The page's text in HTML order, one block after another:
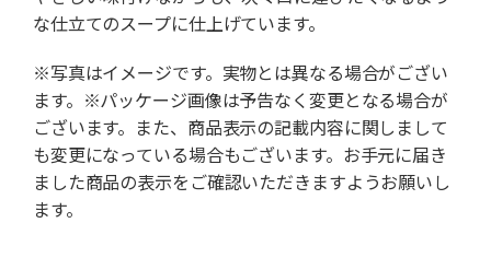
な仕立てのスープに仕上げています。
※写真はイメージです。実物とは異なる場合がござい
ます。※パッケージ画像は予告なく変更となる場合が
ございます。また、商品表示の記載内容に関しまして
も変更になっている場合もございます。お手元に届き
ました商品の表示をご確認いただきますようお願いし
ます。